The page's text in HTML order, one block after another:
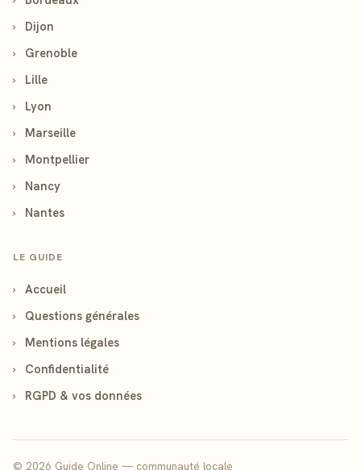
›
Dijon
›
Grenoble
›
Lille
›
Lyon
›
Marseille
›
Montpellier
›
Nancy
›
Nantes
LE GUIDE
›
Accueil
›
Questions générales
›
Mentions légales
›
Confidentialité
›
RGPD & vos données
© 2026 Guide Online — communauté locale